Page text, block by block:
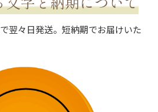
翌々日発送。短納期でお届けいた